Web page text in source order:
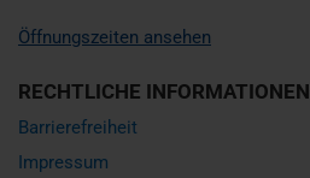
Öffnungszeiten ansehen
RECHTLICHE INFORMATIONEN
Barrierefreiheit
Impressum